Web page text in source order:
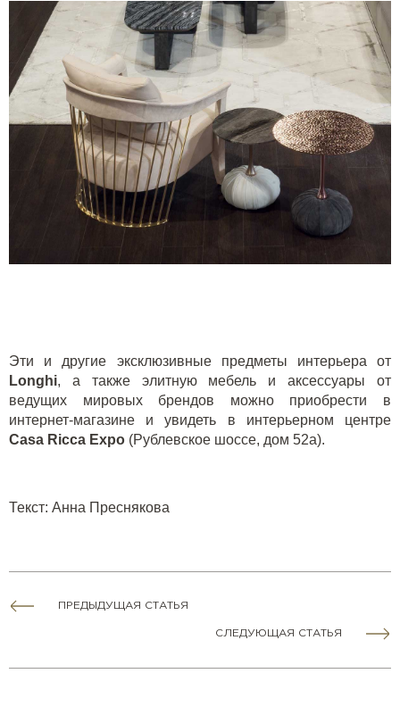
Эти и другие эксклюзивные предметы интерьера от
Longhi, а также элитную мебель и аксессуары от
ведущих мировых брендов можно приобрести в
интернет-магазине и увидеть в интерьерном центре
Casa Ricca Expo (Рублевское шоссе, дом 52а).
Текст: Анна Преснякова
ПРЕДЫДУЩАЯ СТАТЬЯ
СЛЕДУЮЩАЯ СТАТЬЯ